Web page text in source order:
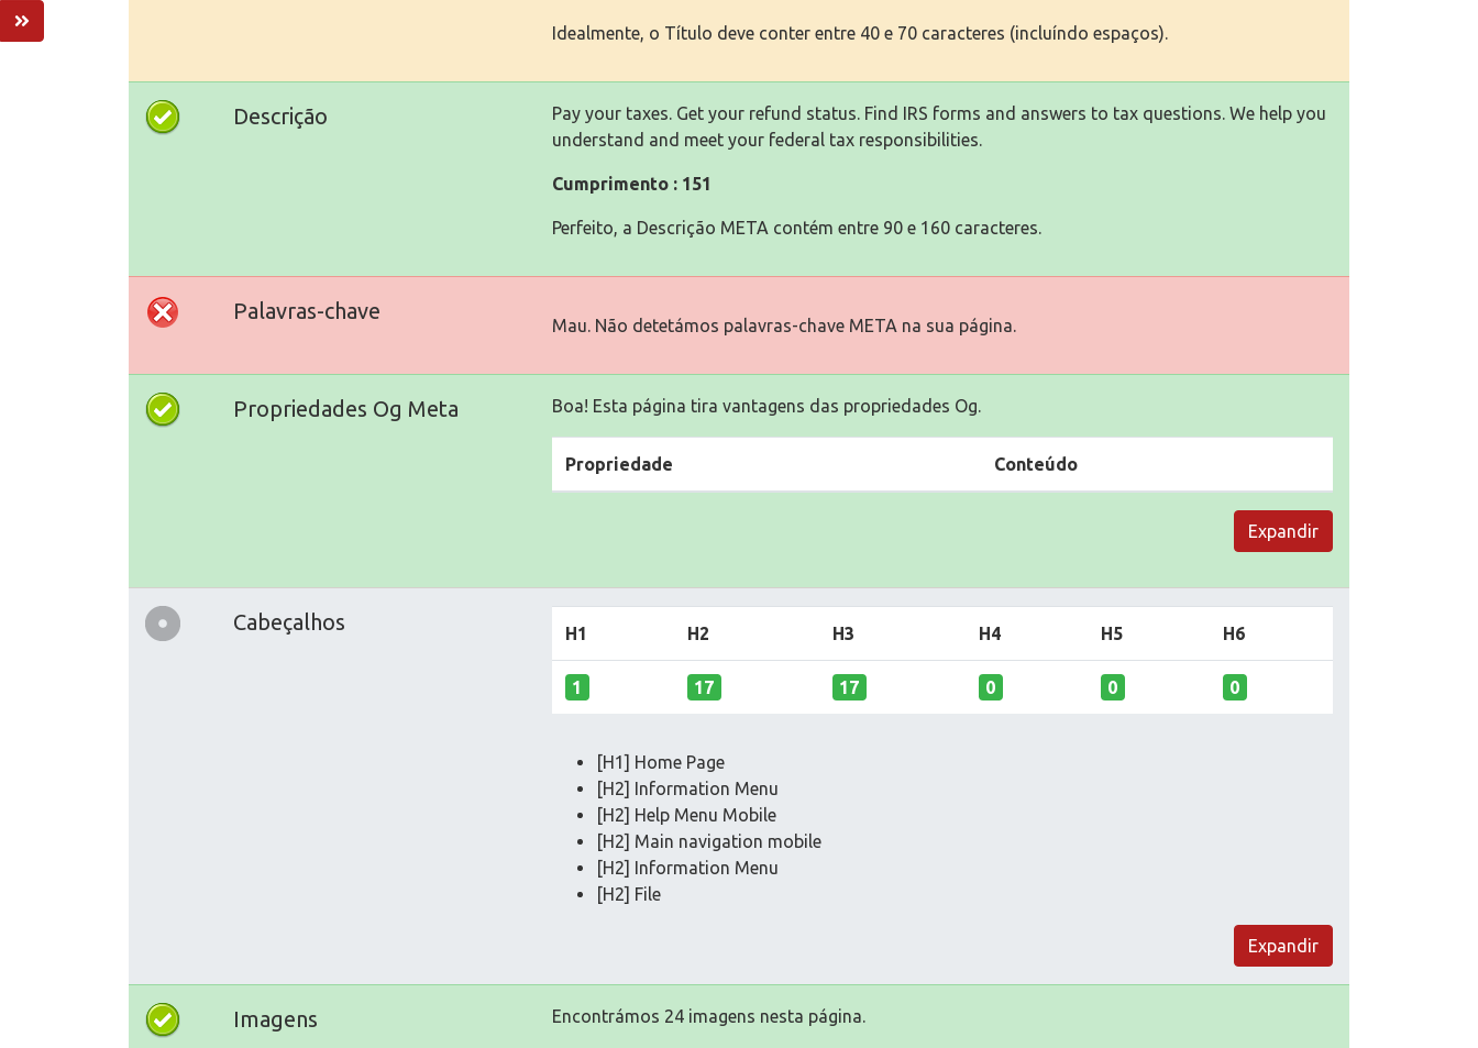
Idealmente, o Título deve conter entre 40 e 70 caracteres (incluíndo espaços).
Descrição
Pay your taxes. Get your refund status. Find IRS forms and answers to tax questions. We help you
understand and meet your federal tax responsibilities.
Cumprimento : 151
Perfeito, a Descrição META contém entre 90 e 160 caracteres.
Palavras-chave
Mau. Não detetámos palavras-chave META na sua página.
Propriedades Og Meta Boa! Esta página tira vantagens das propriedades Og.
Propriedade Conteúdo
Expandir
Cabeçalhos H1 H2 H3 H4 H5 H6
1 17 17 0 0 0
[H1] Home Page
[H2] Information Menu
[H2] Help Menu Mobile
[H2] Main navigation mobile
[H2] Information Menu
[H2] File
Expandir
Imagens Encontrámos 24 imagens nesta página.